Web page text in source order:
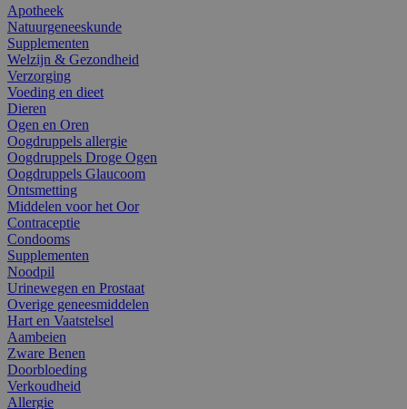
Apotheek
Natuurgeneeskunde
Supplementen
Welzijn & Gezondheid
Verzorging
Voeding en dieet
Dieren
Ogen en Oren
Oogdruppels allergie
Oogdruppels Droge Ogen
Oogdruppels Glaucoom
Ontsmetting
Middelen voor het Oor
Contraceptie
Condooms
Supplementen
Noodpil
Urinewegen en Prostaat
Overige geneesmiddelen
Hart en Vaatstelsel
Aambeien
Zware Benen
Doorbloeding
Verkoudheid
Allergie